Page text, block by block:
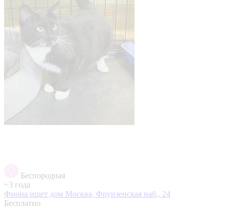
Беспородная
~3 года
Фиона ищет дом Москва, Фрунзенская наб., 24
Бесплатно